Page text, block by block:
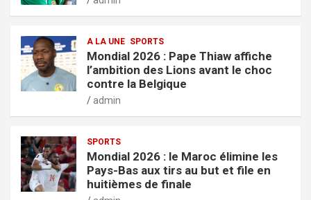
A LA UNE SPORTS
Mondial 2026 : Pape Thiaw affiche
l’ambition des Lions avant le choc
contre la Belgique
admin
SPORTS
Mondial 2026 : le Maroc élimine les
Pays-Bas aux tirs au but et file en
huitièmes de finale